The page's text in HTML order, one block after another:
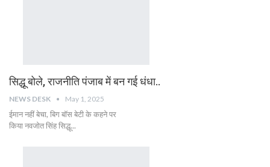
सिद्धू बोले, राजनीति पंजाब में बन गई धंधा..
NEWS DESK May 1, 2025
ईमान नहीं बेचा, बिग बॉस बेटी के कहने पर
किया नवजोत सिंह सिद्धू...